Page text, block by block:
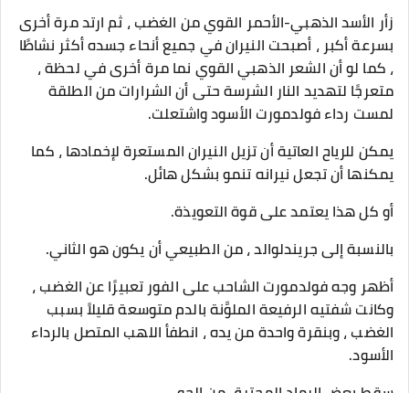
زأر الأسد الذهبي-الأحمر القوي من الغضب ، ثم ارتد مرة أخرى
بسرعة أكبر ، أصبحت النيران في جميع أنحاء جسده أكثر نشاطًا
، كما لو أن الشعر الذهبي القوي نما مرة أخرى في لحظة ،
متعرجًا لتهديد النار الشرسة حتى أن الشرارات من الطلقة
لمست رداء فولدمورت الأسود واشتعلت.
يمكن للرياح العاتية أن تزيل النيران المستعرة لإخمادها ، كما
يمكنها أن تجعل نيرانه تنمو بشكل هائل.
أو كل هذا يعتمد على قوة التعويذة.
بالنسبة إلى جريندلوالد ، من الطبيعي أن يكون هو الثاني.
أظهر وجه فولدمورت الشاحب على الفور تعبيرًا عن الغضب ،
وكانت شفتيه الرفيعة الملوَّنة بالدم متوسعة قليلاً بسبب
الغضب ، وبنقرة واحدة من يده ، انطفأ اللهب المتصل بالرداء
الأسود.